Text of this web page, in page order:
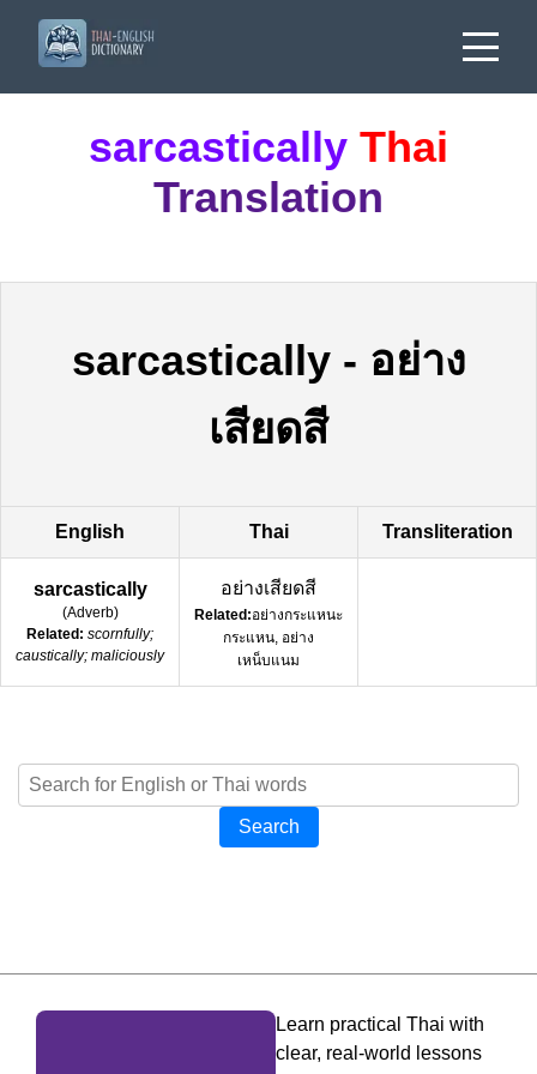
sarcastically Thai
Translation
sarcastically- อย่าง
เสียดสี
English Thai Transliteration
sarcastically
(Adverb)
Related: scornfully;
caustically; maliciously
อย่างเสียดสี
Related:อย่างกระแหนะ
กระแหน, อย่าง
เหน็บแนม
Search
Learn practical Thai with
clear, real-world lessons